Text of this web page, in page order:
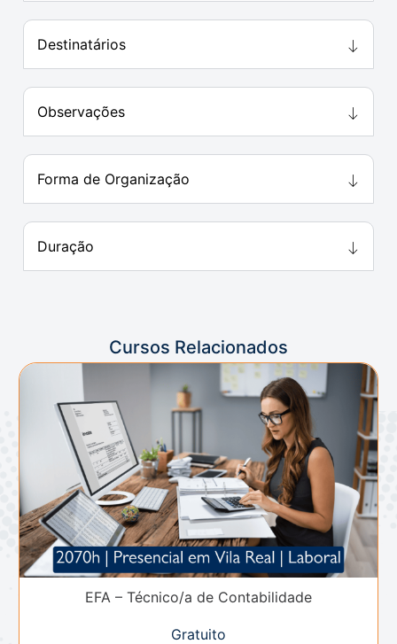
Destinatários
Observações
Forma de Organização
Duração
Cursos Relacionados
EFA – Técnico/a de Contabilidade
Gratuito